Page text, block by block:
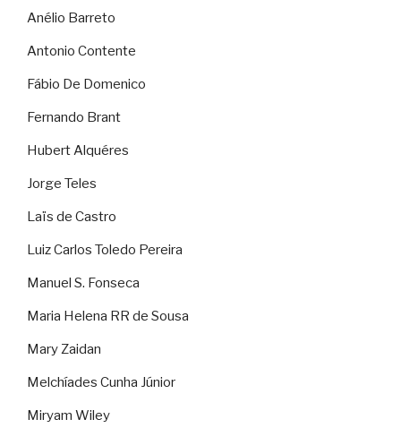
Anélio Barreto
Antonio Contente
Fábio De Domenico
Fernando Brant
Hubert Alquéres
Jorge Teles
Laïs de Castro
Luiz Carlos Toledo Pereira
Manuel S. Fonseca
Maria Helena RR de Sousa
Mary Zaidan
Melchíades Cunha Júnior
Miryam Wiley